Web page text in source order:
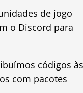
de jogo
o Discord para
códigos às
com pacotes